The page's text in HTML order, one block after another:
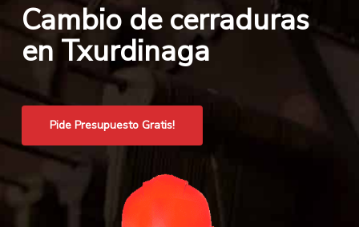
Cambio de cerraduras
en Txurdinaga
Pide Presupuesto Gratis!